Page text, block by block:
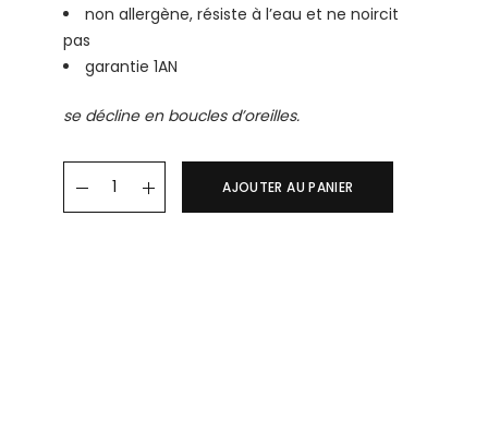
non allergène, résiste à l’eau et ne noircit
pas
garantie 1AN
se décline en boucles d’oreilles.
Collier FETIA quantity
AJOUTER AU PANIER